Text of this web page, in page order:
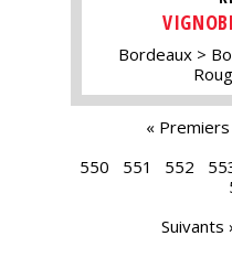
Bordeaux
« Premiers
550
551 552
Suivants ›